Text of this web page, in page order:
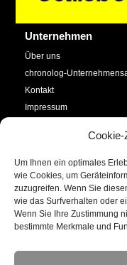
Cookie-
Um Ihnen ein optimales
wie Cookies, um
zuzugreifen. Wenn Sie
wie das Surfverhalten oder
Wenn Sie Ihre Zustimmung
bestimmte Merkmale und
Unternehmen
Über uns
chronolog-
Kontakt
Impressum
Cookie-Richtlinie (EU)
Service
SHOP
Newsletter
Kalender